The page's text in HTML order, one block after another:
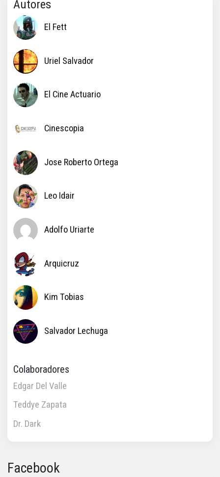
Autores
El Fett
Uriel Salvador
El Cine Actuario
Cinescopia
Jose Roberto Ortega
Leo Idair
Adolfo Uriarte
Arquicruz
Kim Tobias
Salvador Lechuga
Colaboradores
Edgar Del Valle
Teddye Zapata
Dr. Dark
Facebook